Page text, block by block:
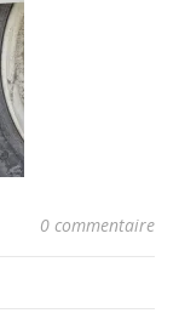
0 commentaire